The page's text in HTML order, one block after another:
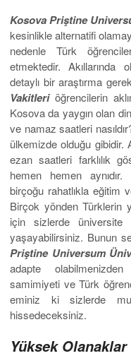
Kosova Priştine
kesinlikle alternatifi
nedenle Türk
etmektedir.
detaylı bir araştırma
Vakitleri öğrencilerin
Kosova da yaygın olan
ve namaz saatleri
ülkemizde olduğu gibidir.
ezan saatleri farklılık
hemen hemen
birçoğu rahatlıkla eğitim
Birçok yönden Türklerin
için sizlerde üniversite
yaşayabilirsiniz. Bunun
Priştine Universum
adapte
samimiyeti ve Türk
eminiz ki sizlerde
hissedeceksiniz.
Yüksek Olanaklar